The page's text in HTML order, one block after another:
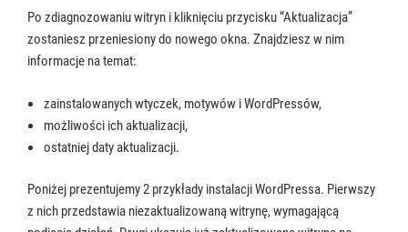
Po zdiagnozowaniu witryn i kliknięciu przycisku “Aktualizacja”
zostaniesz przeniesiony do nowego okna. Znajdziesz w nim
informacje na temat:
zainstalowanych wtyczek, motywów i WordPressów,
możliwości ich aktualizacji,
ostatniej daty aktualizacji.
Poniżej prezentujemy 2 przykłady instalacji WordPressa. Pierwszy
z nich przedstawia niezaktualizowaną witrynę, wymagającą